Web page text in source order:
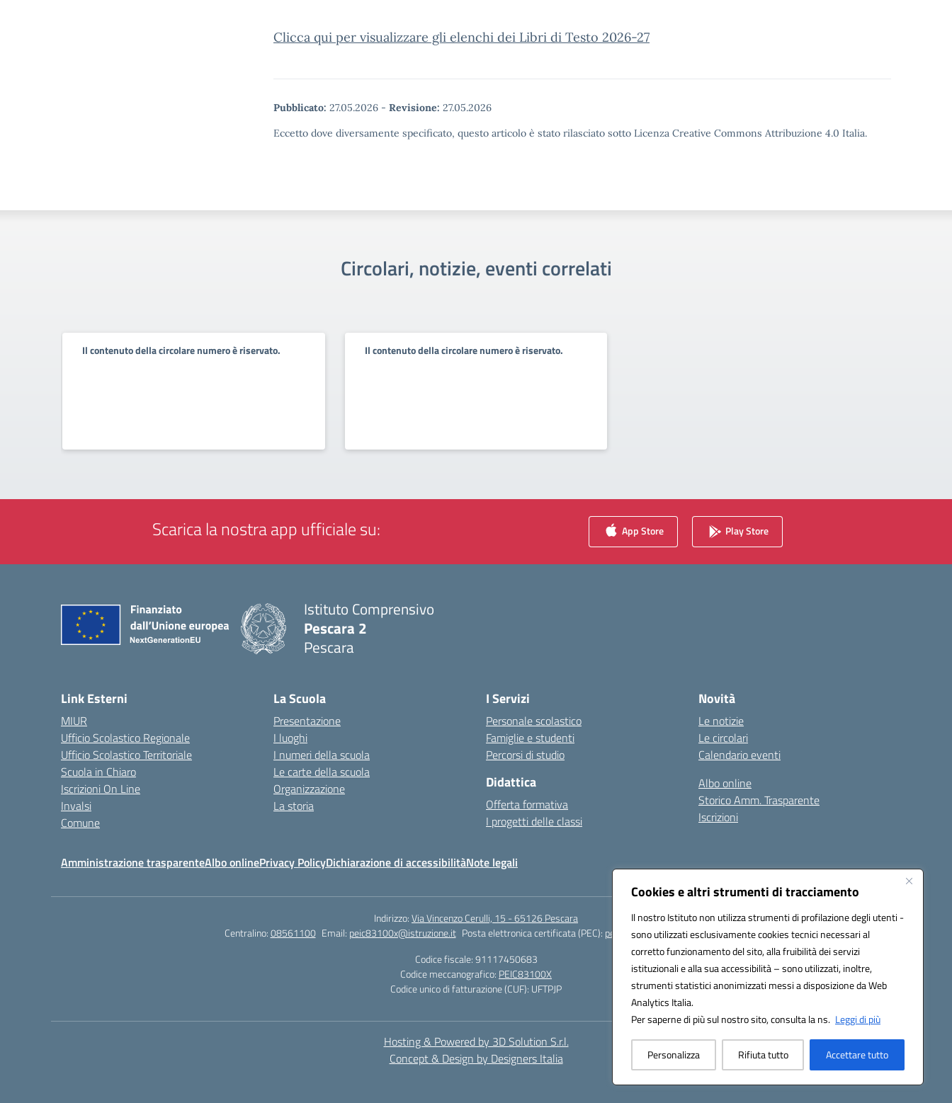
Cookies e altri strumenti di tracciamento
Il nostro Istituto non utilizza strumenti di profilazione degli utenti -
sono utilizzati esclusivamente cookies tecnici necessari al
corretto funzionamento del sito, alla fruibilità dei servizi
istituzionali e alla sua accessibilità – sono utilizzati, inoltre,
strumenti statistici anonimizzati messi a disposizione da Web
Analytics Italia.
Per saperne di più sul nostro sito, consulta la ns. Leggi di più
Personalizza Rifiuta tutto Accettare tutto
Clicca qui per visualizzare gli elenchi dei Libri di Testo 2026-27
Pubblicato: 27.05.2026 - Revisione: 27.05.2026
Eccetto dove diversamente specificato, questo articolo è stato rilasciato sotto Licenza Creative Commons Attribuzione 4.0 Italia.
Circolari, notizie, eventi correlati
Il contenuto della circolare numero è riservato. Il contenuto della circolare numero è riservato.
Scarica la nostra app ufficiale su: App Store Play Store
Istituto Comprensivo
Pescara 2
Pescara
Link Esterni
MIUR
Ufficio Scolastico Regionale
Ufficio Scolastico Territoriale
Scuola in Chiaro
Iscrizioni On Line
Invalsi
Comune
La Scuola
Presentazione
I luoghi
I numeri della scuola
Le carte della scuola
Organizzazione
La storia
I Servizi
Personale scolastico
Famiglie e studenti
Percorsi di studio
Didattica
Offerta formativa
I progetti delle classi
Novità
Le notizie
Le circolari
Calendario eventi
Albo online
Storico Amm. Trasparente
Iscrizioni
Amministrazione trasparenteAlbo onlinePrivacy PolicyDichiarazione di accessibilitàNote legali
Indirizzo:Via Vincenzo Cerulli, 15 - 65126 Pescara
Centralino:08561100 Email: peic83100x@istruzione.it Posta elettronica certificata (PEC): peic83100x@pec.istruzione.it
Codice fiscale: 91117450683
Codice meccanografico: PEIC83100X
Codice unico di fatturazione (CUF): UFTPJP
Hosting & Powered by 3D Solution S.r.l.
Concept & Design by Designers Italia